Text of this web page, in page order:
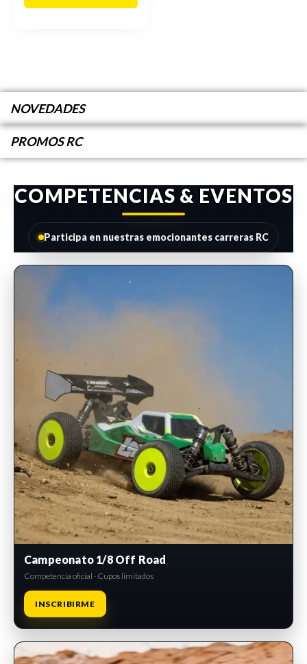
NOVEDADES
PROMOS RC
COMPETENCIAS & EVENTOS
Participa en nuestras emocionantes carreras RC
INSCRIPCIONES ABIERTAS
Campeonato 1/8 Off Road
Competencia oficial · Cupos limitados
INSCRIBIRME
INSCRIPCIONES ABIERTAS